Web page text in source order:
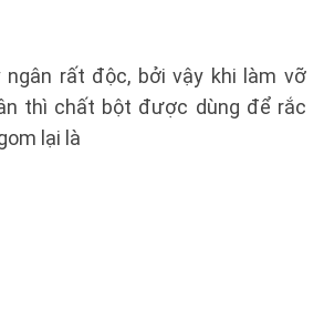
ngân rất độc, bởi vậy khi làm vỡ
thì chất bột được dùng để rắc
lại là